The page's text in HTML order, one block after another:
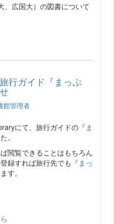
、広国大）の図書について
行ガイド『まっぷ
館管理者
にて、旅行ガイドの『 ま
。
閲覧できることはもちろん
録すれば旅行先でも『 まっ
す。